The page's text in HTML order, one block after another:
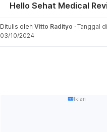
Hello Sehat Medical
Ditulis oleh Vitto Radityo · Tanggal
03/10/2024
Iklan